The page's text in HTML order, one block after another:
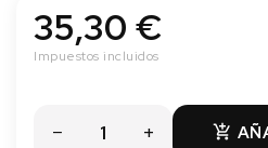
35,30 €
Impuestos incluidos
